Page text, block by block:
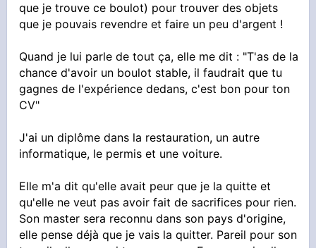
que je trouve ce boulot) pour trouver des objets
que je pouvais revendre et faire un peu d'argent !
Quand je lui parle de tout ça, elle me dit : "T'as de la
chance d'avoir un boulot stable, il faudrait que tu
gagnes de l'expérience dedans, c'est bon pour ton
CV"
J'ai un diplôme dans la restauration, un autre
informatique, le permis et une voiture.
Elle m'a dit qu'elle avait peur que je la quitte et
qu'elle ne veut pas avoir fait de sacrifices pour rien.
Son master sera reconnu dans son pays d'origine,
elle pense déjà que je vais la quitter. Pareil pour son